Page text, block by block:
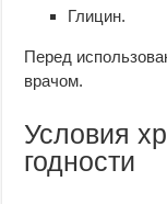
Глицин.
Перед
врачом.
Условия
годности